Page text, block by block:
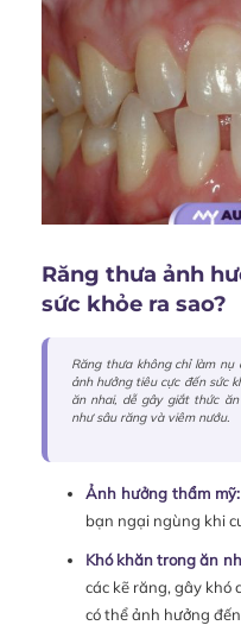
Răng thưa ảnh
sức khỏe ra sao?
Răng thưa không chỉ làm
ảnh hưởng tiêu cực đến sức
ăn nhai, dễ gây giắt thức
như sâu răng và viêm nướu.
Ảnh hưởng thẩm mỹ:
bạn ngại ngùng khi
Khó khăn trong ăn
các kẽ răng, gây khó
có thể ảnh hưởng